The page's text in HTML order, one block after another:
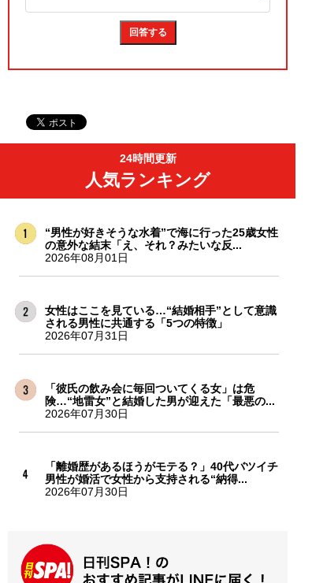
24時間更新
人気ランキング
“男性が好きそうな水着”で海に行った25歳女性
の意外な結末「え、それ？みたいな反...
2026年08月01日
女性はここを見ている…“結婚相手”として意識
される男性に共通する「5つの特徴」
2026年07月31日
「彼氏の飲み会に毎回ついてくる女」は危
険…“地雷女”と結婚した男が迎えた「最悪の...
2026年07月30日
「離婚歴があるほうがモテる？」40代バツイチ
男性が婚活で女性から支持される“納得...
2026年07月30日